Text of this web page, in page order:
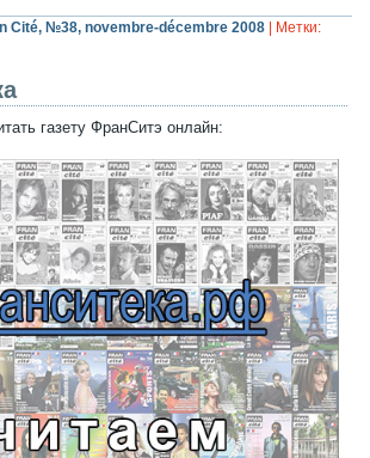
Cité, №38, novembre-décembre 2008
Метки:
газету ФранСитэ онлайн: